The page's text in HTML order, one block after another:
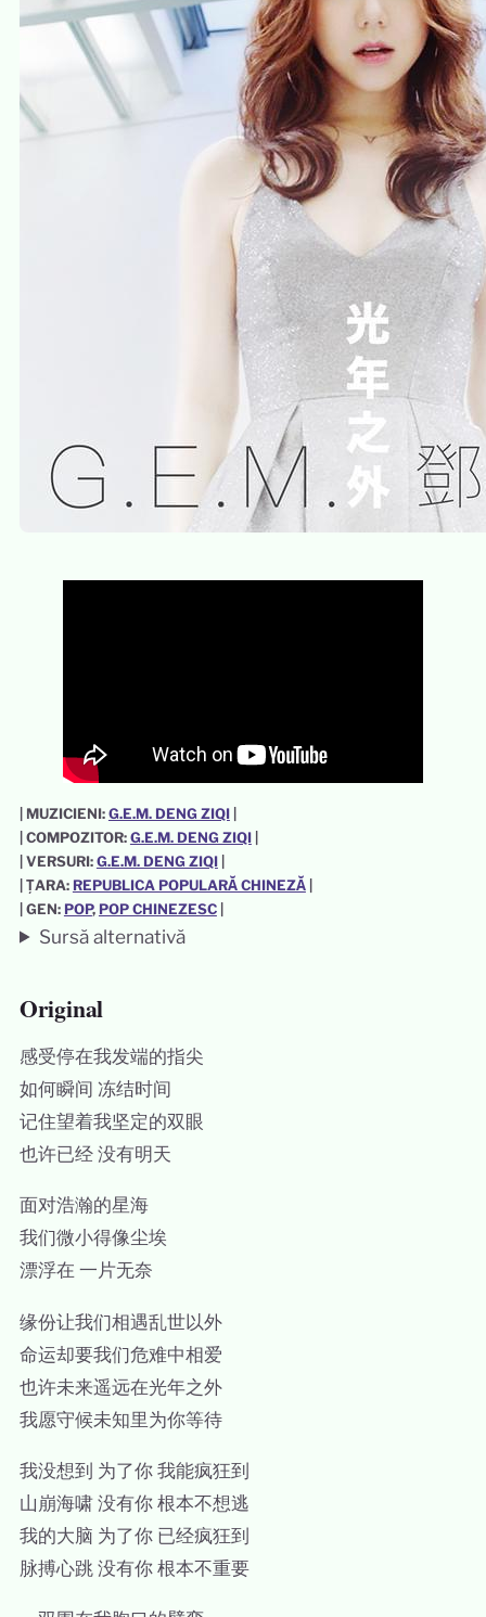
| MUZICIENI:G.E.M. DENG ZIQI|
| COMPOZITOR:G.E.M. DENG ZIQI|
| VERSURI:G.E.M. DENG ZIQI|
| ȚARA: REPUBLICA POPULARĂ CHINEZĂ|
| GEN: POP, POP CHINEZESC|
Sursă alternativă
Original
感受停在我发端的指尖
如何瞬间 冻结时间
记住望着我坚定的双眼
也许已经 没有明天
面对浩瀚的星海
我们微小得像尘埃
漂浮在 一片无奈
缘份让我们相遇乱世以外
命运却要我们危难中相爱
也许未来遥远在光年之外
我愿守候未知里为你等待
我没想到 为了你 我能疯狂到
山崩海啸 没有你 根本不想逃
我的大脑 为了你 已经疯狂到
脉搏心跳 没有你 根本不重要